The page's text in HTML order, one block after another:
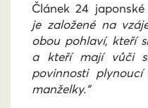
Článek 24
je založené na
obou pohlaví, kteří
a kteří mají vůči
povinnosti
manželky.“